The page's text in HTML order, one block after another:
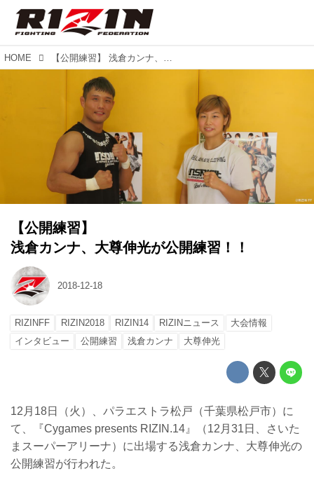
HOME 【公開練習】 浅倉カンナ、大尊伸光が公開練習！！
【公開練習】
浅倉カンナ、大尊伸光が公開練習！！
2018-12-18
RIZINFF RIZIN2018 RIZIN14 RIZINニュース
大会情報
インタビュー
公開練習 浅倉カンナ 大尊伸光
12月18日（火）、パラエストラ松戸（千葉県松戸市）に
て、『Cygames presents RIZIN.14』（12月31日、さいた
まスーパーアリーナ）に出場する浅倉カンナ、大尊伸光の
公開練習が行われた。